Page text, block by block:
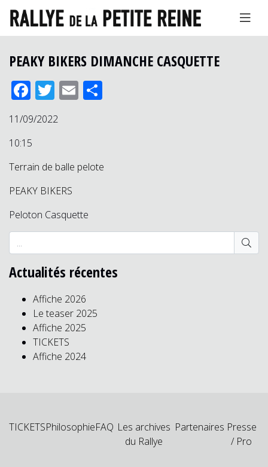
PEAKY BIKERS DIMANCHE CASQUETTE
Facebook
Twitter
Email
11/09/2022
10:15
Terrain de balle pelote
PEAKY BIKERS
Peloton Casquette
Actualités récentes
Affiche 2026
Le teaser 2025
Affiche 2025
TICKETS
Affiche 2024
TICKETSPhilosophieFAQ Les archives
du Rallye
Partenaires Presse
/ Pro